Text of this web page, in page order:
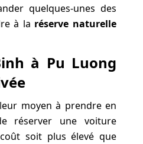
quelques-unes des
à la réserve naturelle
à Pu Luong
moyen à prendre en
réserver une voiture
soit plus élevé que